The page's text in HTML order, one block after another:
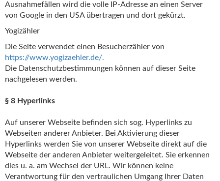
Ausnahmefällen wird die volle IP-Adresse an einen Server
von Google in den USA übertragen und dort gekürzt.
Yogizähler
Die Seite verwendet einen Besucherzähler von
https://www.yogizaehler.de/.
Die Datenschutzbestimmungen können auf dieser Seite
nachgelesen werden.
§ 8 Hyperlinks
Auf unserer Webseite befinden sich sog. Hyperlinks zu
Webseiten anderer Anbieter. Bei Aktivierung dieser
Hyperlinks werden Sie von unserer Webseite direkt auf die
Webseite der anderen Anbieter weitergeleitet. Sie erkennen
dies u. a. am Wechsel der URL. Wir können keine
Verantwortung für den vertraulichen Umgang Ihrer Daten